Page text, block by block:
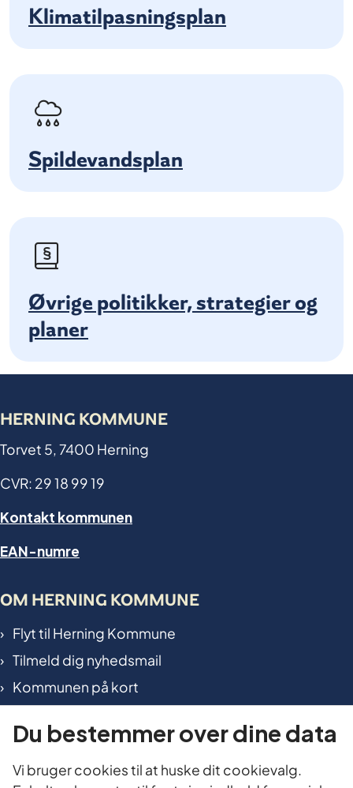
Klimatilpasningsplan
Spildevandsplan
Øvrige politikker, strategier og
planer
HERNING KOMMUNE
Torvet 5, 7400 Herning
CVR: 29 18 99 19
Kontakt kommunen
EAN-numre
OM HERNING KOMMUNE
Flyt til Herning Kommune
Tilmeld dig nyhedsmail
Kommunen på kort
International in Herning
TILGÆNGELIGHED OG DATA
Du bestemmer over dine data
Vi bruger cookies til at huske dit cookievalg.